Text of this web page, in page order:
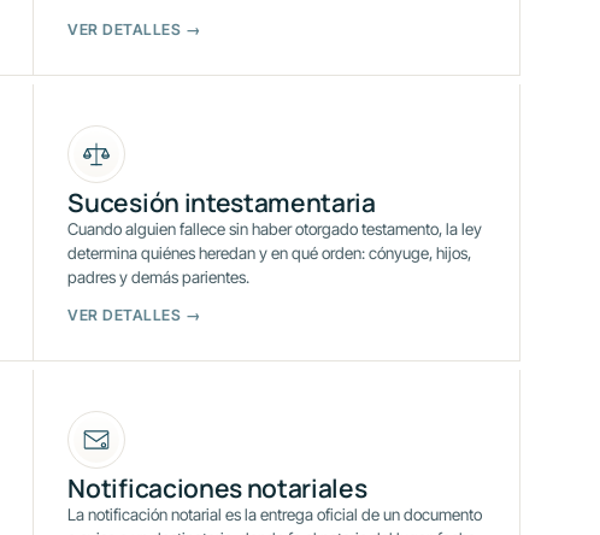
VER DETALLES →
Sucesión intestamentaria
Cuando alguien fallece sin haber otorgado testamento, la ley
determina quiénes heredan y en qué orden: cónyuge, hijos,
padres y demás parientes.
VER DETALLES →
Notificaciones notariales
La notificación notarial es la entrega oficial de un documento